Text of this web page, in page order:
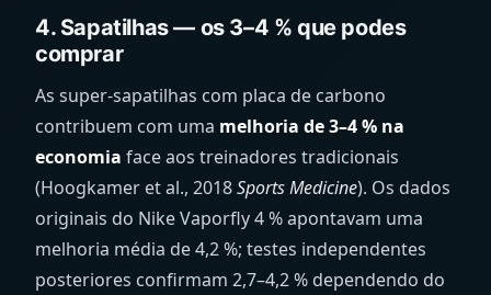
4. Sapatilhas — os 3–4 % que podes
comprar
As super-sapatilhas com placa de carbono
contribuem com uma melhoria de 3–4 % na
economia face aos treinadores tradicionais
(Hoogkamer et al., 2018Sports Medicine). Os dados
originais do Nike Vaporfly 4 % apontavam uma
melhoria média de 4,2 %; testes independentes
posteriores confirmam 2,7–4,2 % dependendo do